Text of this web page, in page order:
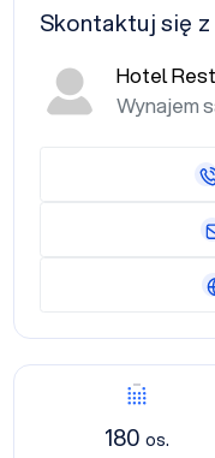
180 os.
Skontaktuj się
Hotel
Wynajem